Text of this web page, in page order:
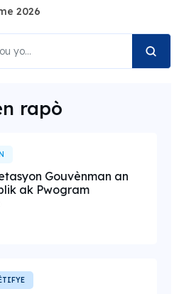
2026
rapò
Gouvènman an
ak Pwogram